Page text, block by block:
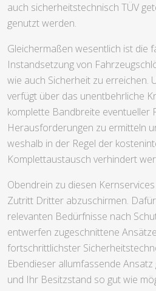
auch sicherheitstechnisch TÜV
genutzt werden.
Gleichermaßen wesentlich ist die
Instandsetzung von
wie auch Sicherheit zu erreichen.
verfügt über das unentbehrliche
komplette Bandbreite eventueller
Herausforderungen zu ermitteln
weshalb in der Regel der
Komplettaustausch verhindert
Obendrein zu diesen
Zutritt Dritter abzuschirmen.
relevanten Bedürfnisse nach
entwerfen zugeschnittene
fortschrittlichster
Ebendieser allumfassende
und Ihr Besitzstand so gut wie